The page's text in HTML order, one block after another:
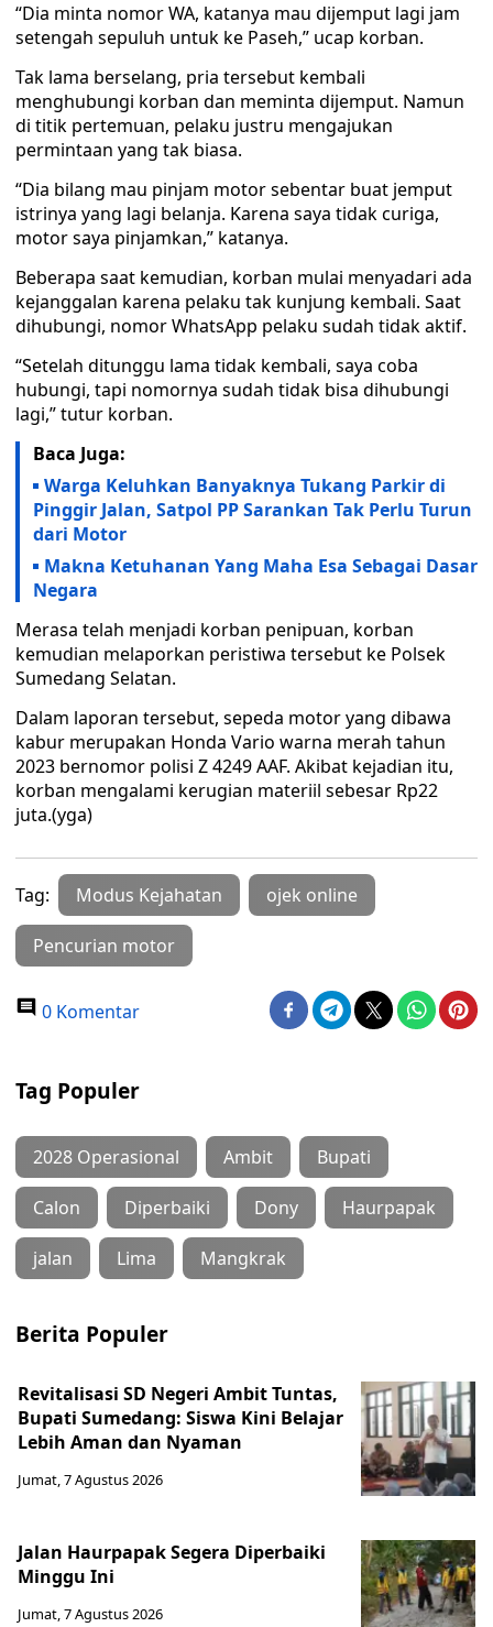
“Dia minta nomor WA, katanya mau dijemput lagi jam
setengah sepuluh untuk ke Paseh,” ucap korban.
Tak lama berselang, pria tersebut kembali
menghubungi korban dan meminta dijemput. Namun
di titik pertemuan, pelaku justru mengajukan
permintaan yang tak biasa.
“Dia bilang mau pinjam motor sebentar buat jemput
istrinya yang lagi belanja. Karena saya tidak curiga,
motor saya pinjamkan,” katanya.
Beberapa saat kemudian, korban mulai menyadari ada
kejanggalan karena pelaku tak kunjung kembali. Saat
dihubungi, nomor WhatsApp pelaku sudah tidak aktif.
“Setelah ditunggu lama tidak kembali, saya coba
hubungi, tapi nomornya sudah tidak bisa dihubungi
lagi,” tutur korban.
Baca Juga:
Warga Keluhkan Banyaknya Tukang Parkir di
Pinggir Jalan, Satpol PP Sarankan Tak Perlu Turun
dari Motor
Makna Ketuhanan Yang Maha Esa Sebagai Dasar
Negara
Merasa telah menjadi korban penipuan, korban
kemudian melaporkan peristiwa tersebut ke Polsek
Sumedang Selatan.
Dalam laporan tersebut, sepeda motor yang dibawa
kabur merupakan Honda Vario warna merah tahun
2023 bernomor polisi Z 4249 AAF. Akibat kejadian itu,
korban mengalami kerugian materiil sebesar Rp22
juta.(yga)
Tag: Modus Kejahatan ojek online
Pencurian motor
0 Komentar
Tag Populer
2028 Operasional Ambit Bupati
Calon Diperbaiki Dony Haurpapak
jalan Lima Mangkrak
Berita Populer
Revitalisasi SD Negeri Ambit Tuntas,
Bupati Sumedang: Siswa Kini Belajar
Lebih Aman dan Nyaman
Jumat, 7 Agustus 2026
Jalan Haurpapak Segera Diperbaiki
Minggu Ini
Jumat, 7 Agustus 2026